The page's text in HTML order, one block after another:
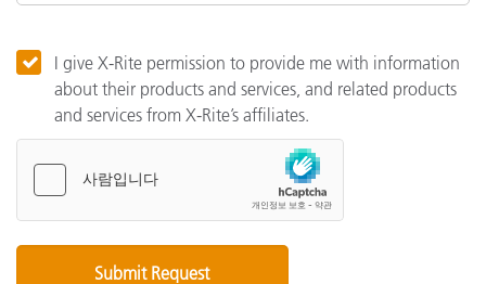
I give X-Rite permission to provide me with information
about their products and services, and related products
and services from X-Rite’s affiliates.